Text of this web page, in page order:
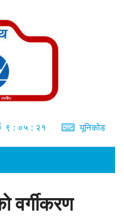
९ : ०५ : २२ यूनिकोड
वर्गीकरण